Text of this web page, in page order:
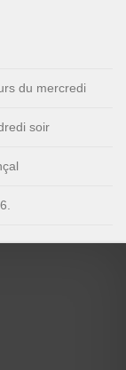
du mercredi
soir